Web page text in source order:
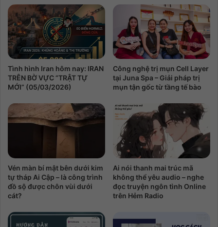
Tình hình Iran hôm nay: IRAN
TRÊN BỜ VỰC “TRẬT TỰ
MỚI” (05/03/2026)
Công nghệ trị mụn Cell Layer
tại Juna Spa – Giải pháp trị
mụn tận gốc từ tầng tế bào
Vén màn bí mật bên dưới kim
tự tháp Ai Cập – là công trình
đồ sộ được chôn vùi dưới
cát?
Ai nói thanh mai trúc mã
không thể yêu audio – nghe
đọc truyện ngôn tình Online
trên Hẻm Radio